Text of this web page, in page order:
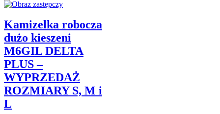
Kamizelka robocza
dużo kieszeni
M6GIL DELTA
PLUS –
WYPRZEDAŻ
ROZMIARY S, M i
L